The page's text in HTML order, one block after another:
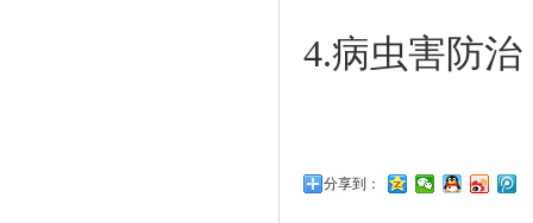
4.病虫害防
分享到：